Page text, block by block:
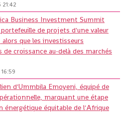
21:42
Business Investment Summit
de projets d'une valeur
que les investisseurs
croissance au-delà des marchés
d'Ummbila Emoyeni, équipé de
marquant une étape
équitable de l'Afrique